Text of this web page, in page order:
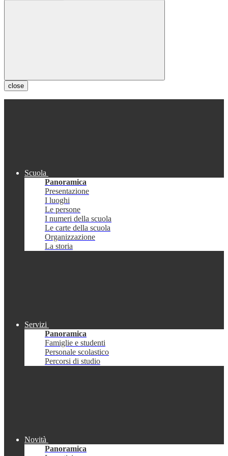
close
Scuola
Panoramica
Presentazione
I luoghi
Le persone
I numeri della scuola
Le carte della scuola
Organizzazione
La storia
Servizi
Panoramica
Famiglie e studenti
Personale scolastico
Percorsi di studio
Novità
Panoramica